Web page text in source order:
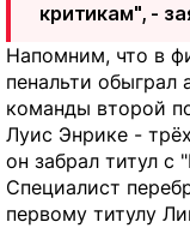
критикам", -
Напомним, что в
пенальти обыграл
команды второй
Луис Энрике -
он забрал титул
Специалист
первому титулу